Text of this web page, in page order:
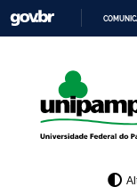
para
o